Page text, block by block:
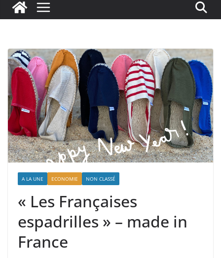
A LA UNE ECONOMIE NON CLASSÉ
« Les Françaises
espadrilles » – made in
France